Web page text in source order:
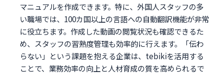
マニュアルを作成できます。特に、外国人スタッフの多
い職場では、100カ国以上の言語への自動翻訳機能が非常
に役立ちます。作成した動画の閲覧状況も確認できるた
め、スタッフの習熟度管理も効率的に行えます。「伝わ
らない」という課題を抱える企業は、tebikiを活用する
ことで、業務効率の向上と人材育成の質を高められるで